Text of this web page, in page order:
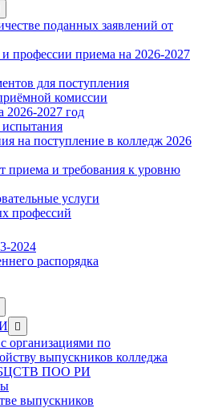
поданных заявлений от
профессии приема на 2026-2027
для поступления
комиссии
2026-2027 год
на поступление в колледж 2026
приема и требования к уровню
услуги
профессий
2024
распорядка
Show
sub
menu
организациями по
выпускников колледжа
БЦСТВ ПОО РИ
выпускников